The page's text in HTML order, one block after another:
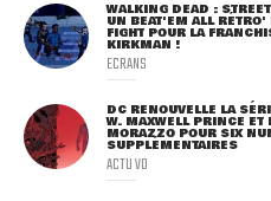
WALKING DEAD :
UN BEAT'EM ALL RÉTRO'
FIGHT POUR LA
KIRKMAN !
ECRANS
DC RENOUVELLE LA
W. MAXWELL PRINCE ET
MORAZZO POUR SIX
SUPPLÉMENTAIRES
ACTU VO